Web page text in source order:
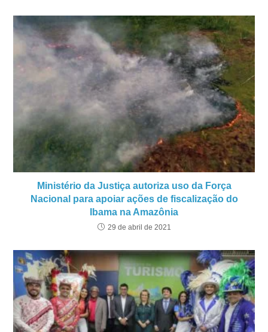
Ministério da Justiça autoriza uso da Força
Nacional para apoiar ações de fiscalização do
Ibama na Amazônia
29 de abril de 2021